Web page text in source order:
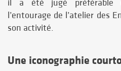
il a été jugé préférable
l’entourage de l’atelier des
son activité.
Une iconographie